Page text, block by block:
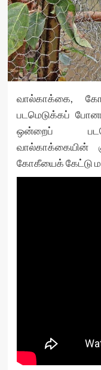
வால்காக்கை,
படமெடுக்கப்
ஒன்றைப்
வால்காக்கையின்
கோகீயைக் கேட்டு